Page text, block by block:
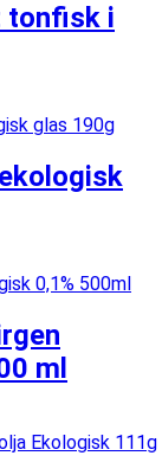
tonfisk i
ml